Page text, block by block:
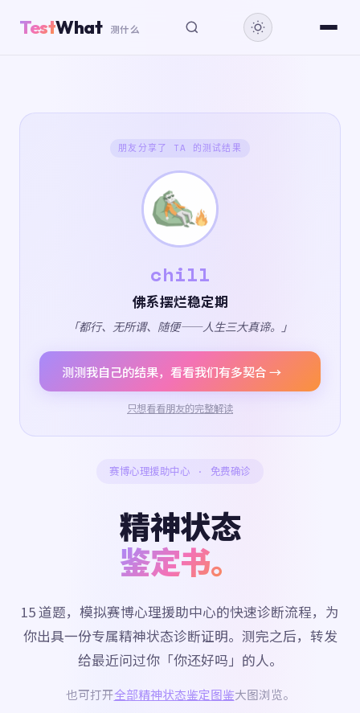
TestWhat 测什么
朋友分享了 TA 的测试结果
chill
佛系摆烂稳定期
「都行、无所谓、随便——人生三大真谛。」
测测我自己的结果，看看我们有多契合 →
只想看看朋友的完整解读
赛博心理援助中心 · 免费确诊
精神状态
鉴定书。
15 道题，模拟赛博心理援助中心的快速诊断流程，为
你出具一份专属精神状态诊断证明。测完之后，转发
给最近问过你「你还好吗」的人。
也可打开全部精神状态鉴定图鉴大图浏览。